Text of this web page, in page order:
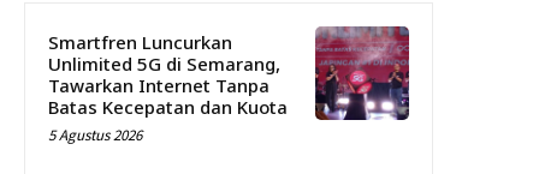
Smartfren Luncurkan
Unlimited 5G di Semarang,
Tawarkan Internet Tanpa
Batas Kecepatan dan Kuota
5 Agustus 2026